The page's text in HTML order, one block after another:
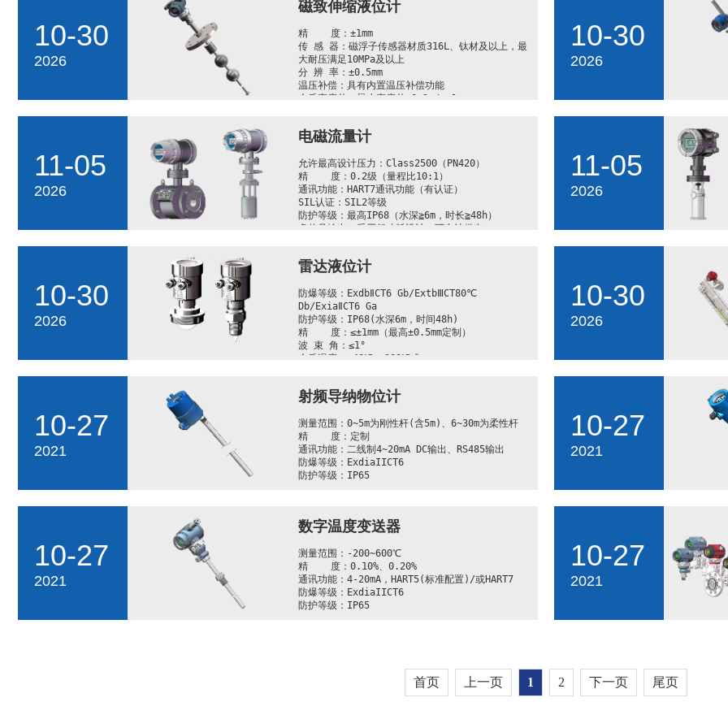
10-30
2026
磁致伸缩液位计
精    度：±1mm
传 感 器：磁浮子传感器材质316L、钛材及以上，最
大耐压满足10MPa及以上
分 辨 率：±0.5mm
温压补偿：具有内置温压补偿功能
介质密度差：最小密度差≤0.2g/cm³
测量范围：≥16m（最高30m）
介质温度：-40～400℃
通讯功能：HART7通讯功能（有认证）
SIL认证：SIL3等级
电磁兼容：测试合格等级为4级
10-30
2026
11-05
2026
电磁流量计
允许最高设计压力：Class2500（PN420）
精    度：0.2级（量程比10:1）
通讯功能：HART7通讯功能（有认证）
SIL认证：SIL2等级
防护等级：最高IP68（水深≧6m，时长≧48h）
多信号输出，采用低功耗设计，可电池供电
11-05
2026
10-30
2026
雷达液位计
防爆等级：ExdbⅡCT6 Gb/ExtbⅢCT80℃
Db/ExiaⅡCT6 Ga
防护等级：IP68(水深6m，时间48h)
精    度：≤±1mm（最高±0.5mm定制）
波 束 角：≤1°
介质温度：-40℃~+200℃或
SIL认证：SIL2等级
操作便宜性：带就地四按键操作及LCD液晶显示功能，
也可远端蓝牙调试
测量范围：≥120m（最大150m）
10-30
2026
10-27
2021
射频导纳物位计
测量范围：0~5m为刚性杆(含5m)、6~30m为柔性杆
精    度：定制
通讯功能：二线制4~20mA DC输出、RS485输出
防爆等级：ExdiaIICT6
防护等级：IP65
10-27
2021
10-27
2021
数字温度变送器
测量范围：-200~600℃
精    度：0.10%、0.20%
通讯功能：4-20mA，HART5(标准配置)/或HART7
防爆等级：ExdiaIICT6
防护等级：IP65
10-27
2021
首页 上一页 1 2 下一页 尾页